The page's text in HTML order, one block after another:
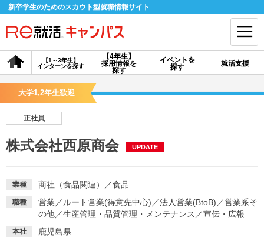
新卒学生のためのスカウト型就職情報サイト
【4年生】
採用情報を
探す
【1～3年生】
インターンを探す
イベントを
探す
就活支援
会員登録 ログイン
探す
イベントを探す スカウト お知らせ
大学1,2年生歓迎
正社員
株式会社西原商会 UPDATE
業種 商社（食品関連） ／食品
職種 営業／ ルート営業(得意先中心) ／法人営業(BtoB) ／営業系そ
の他／生産管理・品質管理・メンテナンス ／宣伝・広報
本社 鹿児島県